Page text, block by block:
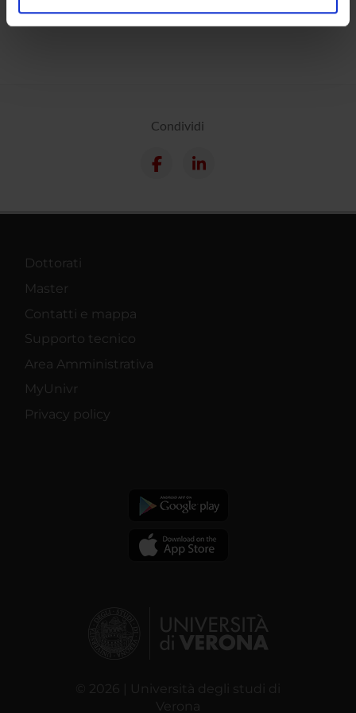
analizzare il nostro traffico. Condividiamo inoltre
Condividi
Dottorati
Master
Contatti e mappa
Supporto tecnico
Area Amministrativa
MyUnivr
Privacy policy
© 2026 | Università degli studi di
Verona